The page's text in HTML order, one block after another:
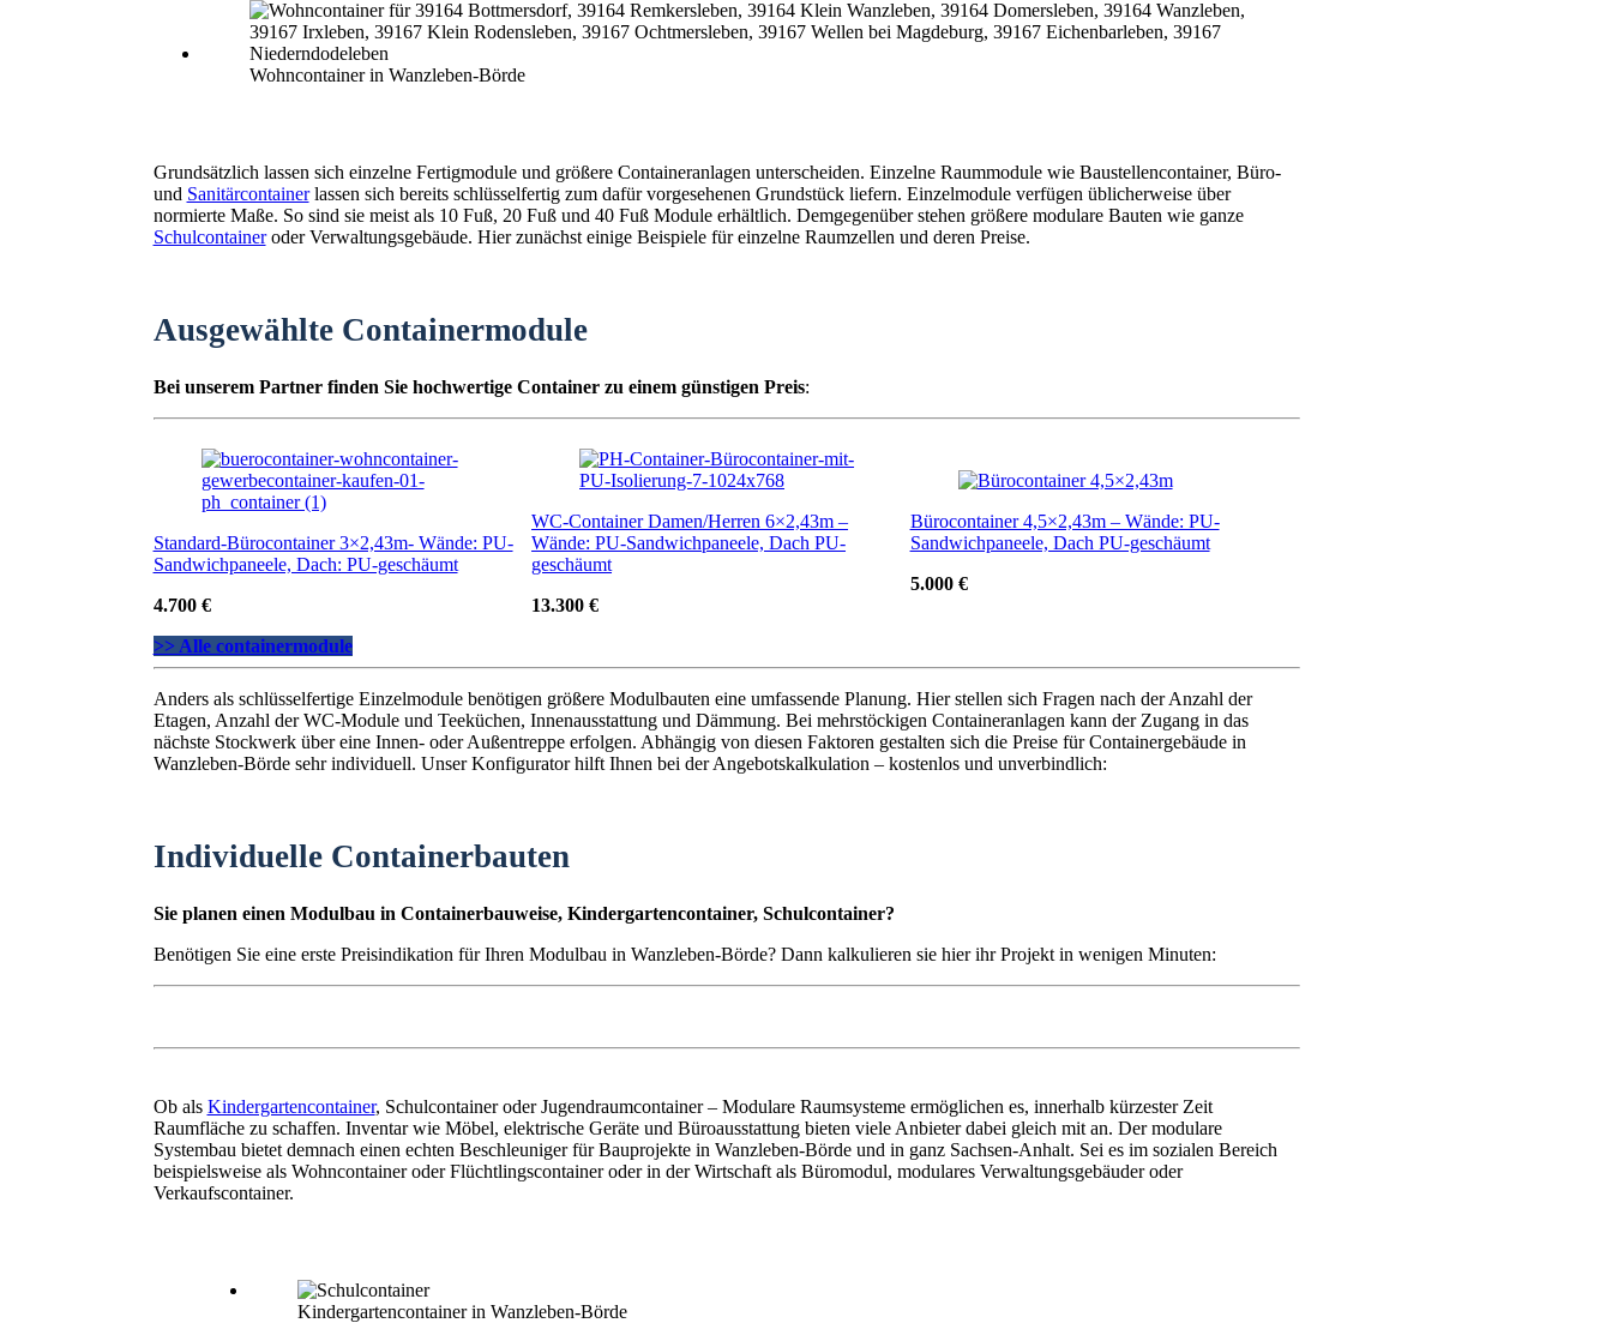
Wohncontainer in Wanzleben-Börde
Grundsätzlich lassen sich einzelne Fertigmodule und größere Containeranlagen unterscheiden. Einzelne Raummodule wie Baustellencontainer, Büro-
und Sanitärcontainerlassen sich bereits schlüsselfertig zum dafür vorgesehenen Grundstück liefern. Einzelmodule verfügen üblicherweise über
normierte Maße. So sind sie meist als 10 Fuß, 20 Fuß und 40 Fuß Module erhältlich. Demgegenüber stehen größere modulare Bauten wie ganze
Schulcontaineroder Verwaltungsgebäude. Hier zunächst einige Beispiele für einzelne Raumzellen und deren Preise.
Ausgewählte Containermodule
Bei unserem Partner finden Sie hochwertige Container zu einem günstigen Preis:
Standard-Bürocontainer 3×2,43m- Wände: PU-
Sandwichpaneele, Dach: PU-geschäumt
4.700 €
WC-Container Damen/Herren 6×2,43m –
Wände: PU-Sandwichpaneele, Dach PU-
geschäumt
13.300 €
Bürocontainer 4,5×2,43m – Wände: PU-
Sandwichpaneele, Dach PU-geschäumt
5.000 €
>> Alle containermodule
Anders als schlüsselfertige Einzelmodule benötigen größere Modulbauten eine umfassende Planung. Hier stellen sich Fragen nach der Anzahl der
Etagen, Anzahl der WC-Module und Teeküchen, Innenausstattung und Dämmung. Bei mehrstöckigen Containeranlagen kann der Zugang in das
nächste Stockwerk über eine Innen- oder Außentreppe erfolgen. Abhängig von diesen Faktoren gestalten sich die Preise für Containergebäude in
Wanzleben-Börde sehr individuell. Unser Konfigurator hilft Ihnen bei der Angebotskalkulation – kostenlos und unverbindlich:
Individuelle Containerbauten
Sie planen einen Modulbau in Containerbauweise, Kindergartencontainer, Schulcontainer?
Benötigen Sie eine erste Preisindikation für Ihren Modulbau in Wanzleben-Börde? Dann kalkulieren sie hier ihr Projekt in wenigen Minuten:
Ob als Kindergartencontainer, Schulcontainer oder Jugendraumcontainer – Modulare Raumsysteme ermöglichen es, innerhalb kürzester Zeit
Raumfläche zu schaffen. Inventar wie Möbel, elektrische Geräte und Büroausstattung bieten viele Anbieter dabei gleich mit an. Der modulare
Systembau bietet demnach einen echten Beschleuniger für Bauprojekte in Wanzleben-Börde und in ganz Sachsen-Anhalt. Sei es im sozialen Bereich
beispielsweise als Wohncontainer oder Flüchtlingscontainer oder in der Wirtschaft als Büromodul, modulares Verwaltungsgebäuder oder
Verkaufscontainer.
Kindergartencontainer in Wanzleben-Börde